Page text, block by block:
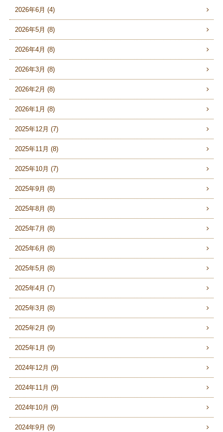
2026年6月 (4)
2026年5月 (8)
2026年4月 (8)
2026年3月 (8)
2026年2月 (8)
2026年1月 (8)
2025年12月 (7)
2025年11月 (8)
2025年10月 (7)
2025年9月 (8)
2025年8月 (8)
2025年7月 (8)
2025年6月 (8)
2025年5月 (8)
2025年4月 (7)
2025年3月 (8)
2025年2月 (9)
2025年1月 (9)
2024年12月 (9)
2024年11月 (9)
2024年10月 (9)
2024年9月 (9)